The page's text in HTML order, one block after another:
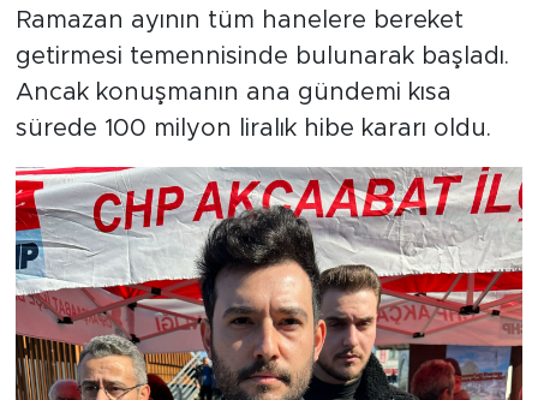
Ramazan ayının tüm hanelere bereket
getirmesi temennisinde bulunarak başladı.
Ancak konuşmanın ana gündemi kısa
sürede 100 milyon liralık hibe kararı oldu.